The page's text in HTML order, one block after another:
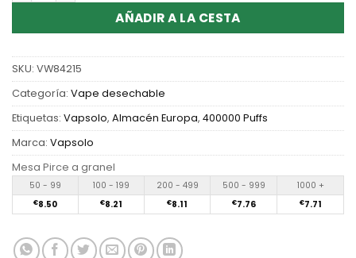
AÑADIR A LA CESTA
SKU: VW84215
Categoría: Vape desechable
Etiquetas: Vapsolo, Almacén Europa, 400000 Puffs
Marca: Vapsolo
Mesa Pirce a granel
50 - 99 100 - 199 200 - 499 500 - 999 1000 +
€8.50 €8.21 €8.11 €7.76 €7.71